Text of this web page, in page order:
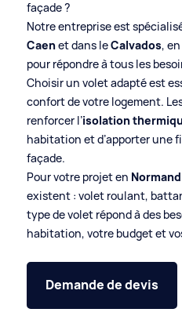
façade ?
Notre entreprise est
Caenet dans leCalvados,
pour répondre à tous les
Choisir un volet adapté est
confort de votre logement.
renforcer l’isolation
habitation et d’apporter une
façade.
Pour votre projet en
existent : volet roulant,
type de volet répond à des
habitation, votre budget et
Demande de devis